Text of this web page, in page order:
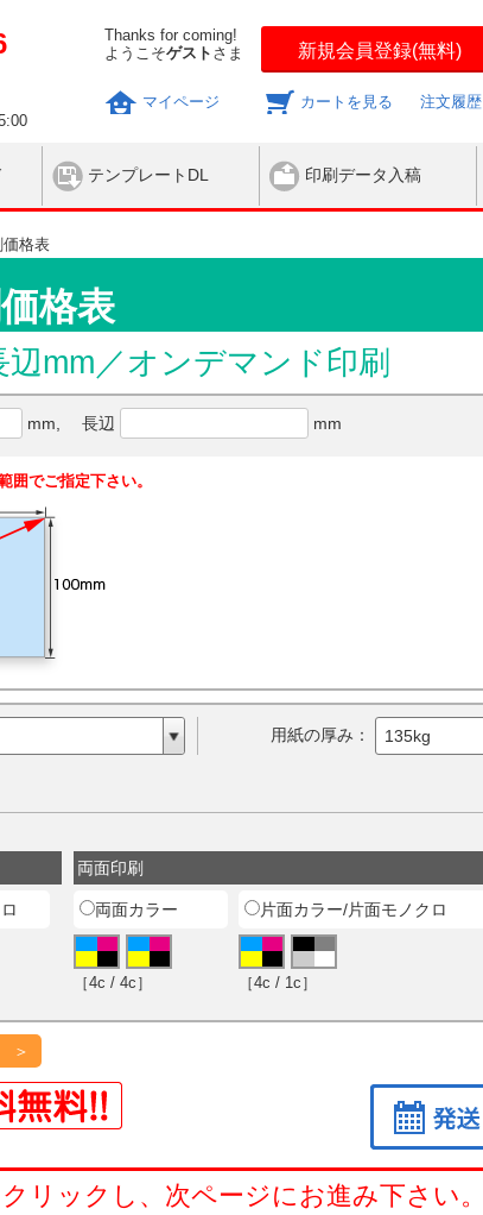
Thanks for coming!
ようこそゲスト さま 新規会員登録(無料)
マイページ カートを見る 注文履歴
テンプレートDL 印刷データ入稿
価格表
格表
辺mm／オンデマンド印刷
mm,長辺 mm
囲でご指定下さい。
用紙の厚み： 135kg
両面印刷
両面カラー
［4c / 4c］
片面カラー/片面モノクロ
［4c / 1c］
＞
リックし、次ページにお進み下さい。